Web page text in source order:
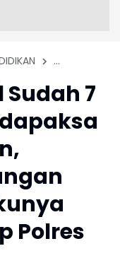
PEREMPUAN
Sudah 7
Polres